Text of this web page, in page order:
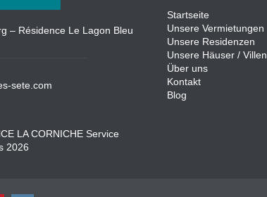
– Résidence Le Lagon Bleu
sete.com
LA CORNICHE Service
2026
Startseite
Unsere Vermietungen
Unsere Residenzen
Unsere Häuser / Villen
Über uns
Kontakt
Blog